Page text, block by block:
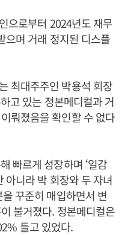
으로부터 2024년도 재무
으며 거래 정지된 디스플
최대주주인 박용석 회장
고 있는 정본메디컬과 거
뤄졌음을 확인할 수 없다
빠르게 성장하며 ‘일감
아니라 박 회장와 두 자녀
꾸준히 매입하면서 변
불거졌다. 정본메디컬은
들고 있었다.